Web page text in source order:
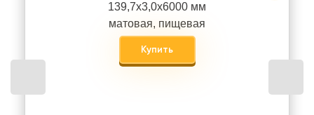
139,7х3,0х6000 мм
матовая, пищевая
Купить